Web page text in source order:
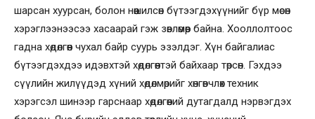
шарсан хуурсан, болон нөөшилсөн бүтээгдэхүүнийг бүр мөсөн
хэрэглээнээсээ хасаарай гэж зөвлөмөөр байна. Хооллолтоос
гадна хөдөлгөөн чухал байр суурь эзэлдэг. Хүн байгалиас
бүтээгдэхдээ идэвхтэй хөдөлгөөнтэй байхаар төрсөн. Гэхдээ
сүүлийн жилүүдэд хүний хөдөлмөрийг хөнгөвчлөх техник
хэрэгсэл шинээр гарснаар хөдөлгөөний дутагдалд нэрвэгдэх